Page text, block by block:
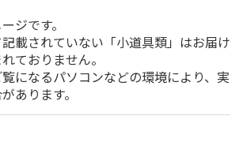
ジです。
載されていない「小道具類」はお届け
ておりません。
になるパソコンなどの環境により、実
あります。